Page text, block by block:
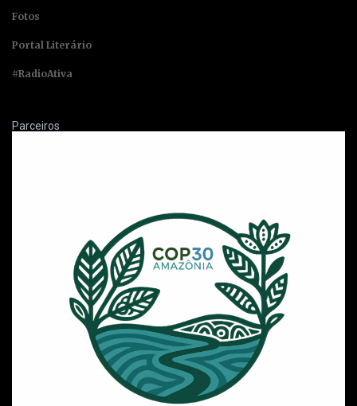
Fotos
Portal Literário
#RadioAtiva
Parceiros